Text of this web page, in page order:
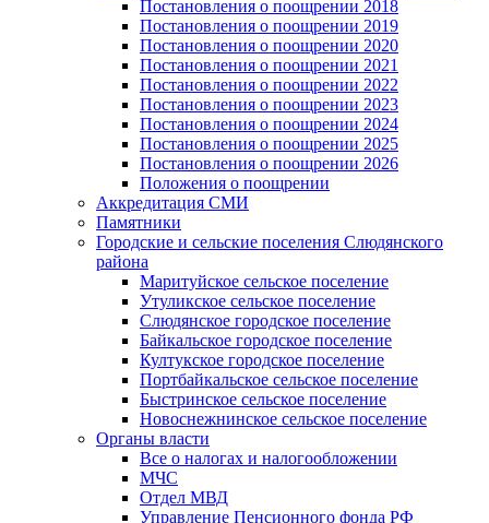
Постановления о поощрении 2018
Постановления о поощрении 2019
Постановления о поощрении 2020
Постановления о поощрении 2021
Постановления о поощрении 2022
Постановления о поощрении 2023
Постановления о поощрении 2024
Постановления о поощрении 2025
Постановления о поощрении 2026
Положения о поощрении
Аккредитация СМИ
Памятники
Городские и сельские поселения Слюдянского
района
Маритуйское сельское поселение
Утуликское сельское поселение
Слюдянское городское поселение
Байкальское городское поселение
Култукское городское поселение
Портбайкальское сельское поселение
Быстринское сельское поселение
Новоснежнинское сельское поселение
Органы власти
Все о налогах и налогообложении
МЧС
Отдел МВД
Управление Пенсионного фонда РФ